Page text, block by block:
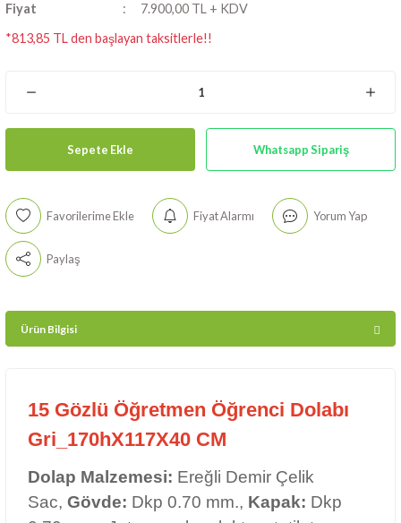
Fiyat
7.900,00 TL + KDV
*813,85 TL den başlayan taksitlerle!!
Sepete Ekle Whatsapp Sipariş
Fiyat Alarmı Yorum Yap
Paylaş
Ürün Bilgisi
15 Gözlü Öğretmen Öğrenci Dolabı
Boyutları:Genişlik:117cmDerinlik:40cm Yükseklik:
Ürün Özelliği:15 Gözlü, İsim Etiketlik, Yaylı
Kilit Sistemi.
Renk:
Gövde GRİ 7035 – Kapak GRİ